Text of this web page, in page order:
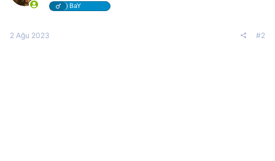
BaY
2 Ağu 2023 #2